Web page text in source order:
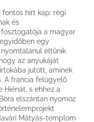
hírt kap: régi
és
a magyar
egy
eltűnik
az anyukáját
jutott, aminek
A francia felügyelő
Hiénát, s ehhez a
elszántan nyomoz
Mátyás-templom